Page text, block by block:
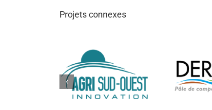
Projets connexes